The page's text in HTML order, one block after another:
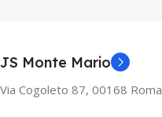
JS Monte Mario
Via Cogoleto 87, 00168 Roma